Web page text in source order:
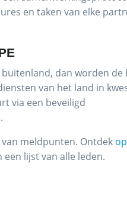
en taken van elke
dan worden de
van het land in
via een beveiligd
meldpunten. Ontdek
een lijst van alle leden.